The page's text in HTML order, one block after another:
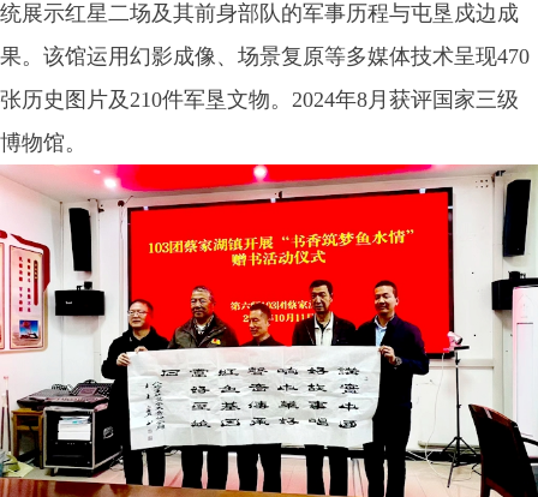
统展示红星二场及其前身部队的军事历程与屯垦戍边成
果。该馆运用幻影成像、场景复原等多媒体技术呈现470
张历史图片及210件军垦文物。2024年8月获评国家三级
博物馆。